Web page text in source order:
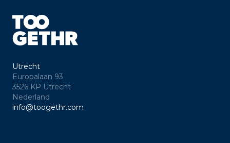
Utrecht
Europalaan 93
3526 KP Utrecht
Nederland
info@toogethr.com